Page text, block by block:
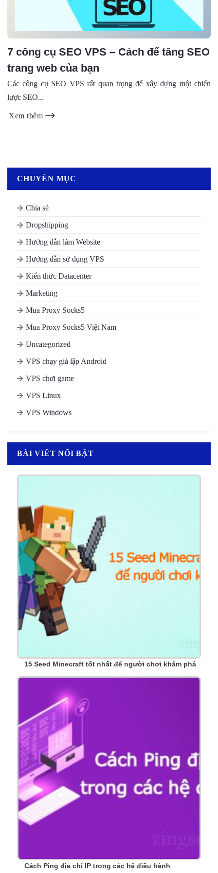
7 công cụ SEO VPS – Cách để tăng SEO
trang web của bạn
Các công cụ SEO VPS rất quan trọng để xây dựng một chiến
lược SEO...
Xem thêm
CHUYÊN MỤC
Chia sẻ
Dropshipping
Hướng dẫn làm Website
Hướng dẫn sử dụng VPS
Kiến thức Datacenter
Marketing
Mua Proxy Socks5
Mua Proxy Socks5 Việt Nam
Uncategorized
VPS chạy giả lập Android
VPS chơi game
VPS Linux
VPS Windows
BÀI VIẾT NỔI BẬT
15 Seed Minecraft tốt nhất để người chơi khám phá
Cách Ping địa chỉ IP trong các hệ điều hành